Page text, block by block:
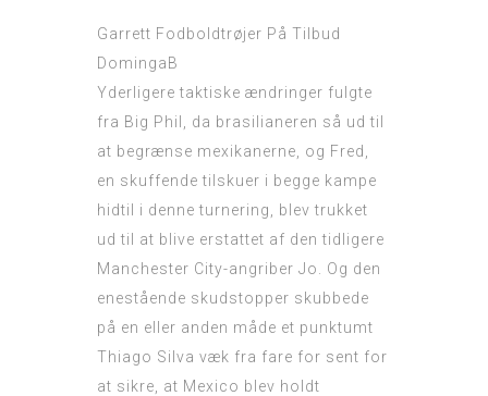
Garrett Fodboldtrøjer På Tilbud
DomingaB
Yderligere taktiske ændringer fulgte
fra Big Phil, da brasilianeren så ud til
at begrænse mexikanerne, og Fred,
en skuffende tilskuer i begge kampe
hidtil i denne turnering, blev trukket
ud til at blive erstattet af den tidligere
Manchester City-angriber Jo. Og den
enestående skudstopper skubbede
på en eller anden måde et punktumt
Thiago Silva væk fra fare for sent for
at sikre, at Mexico blev holdt